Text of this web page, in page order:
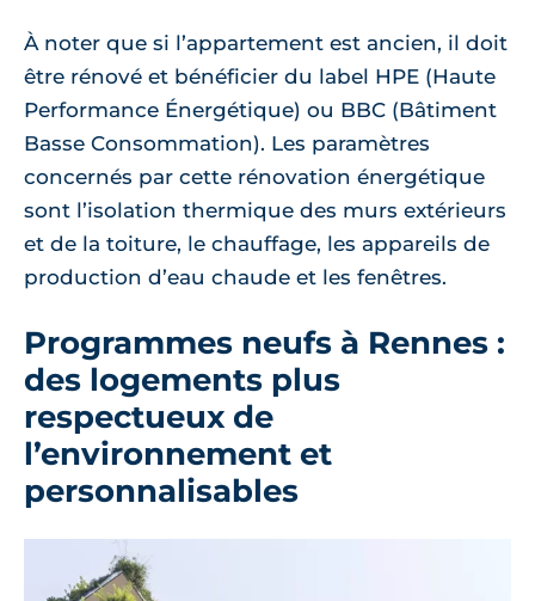
À noter que si l’appartement est ancien, il doit
être rénové et bénéficier du label HPE (Haute
Performance Énergétique) ou BBC (Bâtiment
Basse Consommation). Les paramètres
concernés par cette rénovation énergétique
sont l’isolation thermique des murs extérieurs
et de la toiture, le chauffage, les appareils de
production d’eau chaude et les fenêtres.
Programmes neufs à Rennes :
des logements plus
respectueux de
l’environnement et
personnalisables